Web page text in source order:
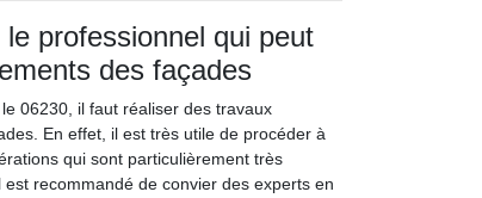
professionnel qui peut
des façades
06230, il faut réaliser des travaux
En effet, il est très utile de procéder à
qui sont particulièrement très
recommandé de convier des experts en